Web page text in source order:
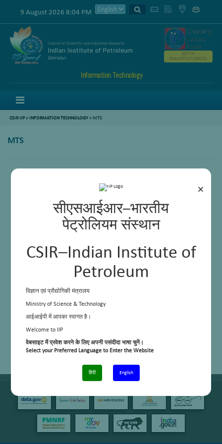
×
सीएसआईआर–भारतीय
पेट्रोलियम संस्थान
CSIR–Indian Institute of
Petroleum
विज्ञान एवं प्रौद्योगिकी मंत्रालय
Ministry of Science & Technology
आईआईपी में आपका स्वागत है।
Welcome to IIP
वेबसाइट में प्रवेश करने के लिए अपनी पसंदीदा भाषा चुनें।
Select your Preferred Language to Enter the Website
हिंदी English
9 August 2026 8:04 PM
Information Technology
GSTIN
05AAATC2716R2ZK
CSIR IIP> INFORMATION TECHNOLOGY> MTS
MTS